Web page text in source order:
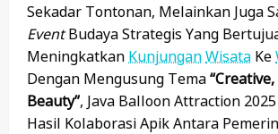
Sekadar Tontonan, Melainkan Juga
EventBudaya Strategis Yang
Meningkatkan KunjunganWisata Ke
Dengan Mengusung Tema
Beauty”, Java Balloon Attraction
Hasil Kolaborasi Apik Antara